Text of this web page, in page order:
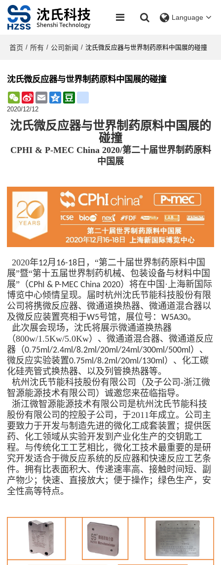
Language
首页 / 所有 / 公司新闻 / 沈氏微反应器与世界制药原料中国展的碰撞
沈氏微反应器与世界制药原料中国展的碰撞
WeChat
Sina
Weibo
Email Qzone
2020/12/12
沈氏微反应器与世界制药原料中国展的
碰撞
CPHI & P-MEC China 2020/第二十届世界制药原料
中国展
2020年12月 16-18 日，“第二十届世界制药原料中国
展”暨“第十五届世界制药机械、包装设备与材料中国
展”（CPhI & P-MEC China 2020）将在中国·上海新国际
博览中心倾情呈现。届时杭州沈氏节能科技股份有限
公司将携微反应器、微通道换热器、微通道混合器以
及微反应装置亮相于W5号馆，展位号：W5A30。
此次展会现场，沈氏将展示微通道换热器
（800w/1.5Kw/5.0Kw）、微通道混合器、微通道反应
器（0.75ml/2.4ml/8.2ml/20ml/24ml/300ml/500ml）、
微反应实验装置0.75ml/8.2ml/20ml/130ml）、化工碳
化硅壳管式换热器、以及列管换热器等。
杭州沈氏节能科技股份有限公司（及子公司-浙江微
智源能源技术有限公司）诚邀您来莅临指导。
浙江微智源能源技术有限公司是杭州沈氏节能科技
股份有限公司的控股子公司，于2011年成立。公司主
要致力于开发与制造先进的微化工成套装置 ；提供医
药、化工领域从实验开发到产业化生产的交钥匙工
程。 与传统化工工艺相比，微化工技术最重要的是研
究开发适合于微反应系统的反应器和快速反应工艺条
件。拥有比表面积大、传递速率高、接触时间短、副
产物少；快速、直接放大；便于操作；绿色生产，安
全性高等特点。